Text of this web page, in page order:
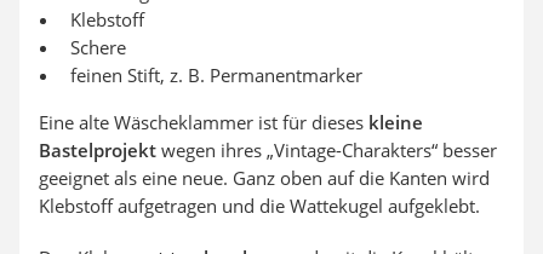
Klebstoff
Schere
feinen Stift, z. B. Permanentmarker
Eine alte Wäscheklammer ist für dieses kleine
Bastelprojekt wegen ihres „Vintage-Charakters“ besser
geeignet als eine neue. Ganz oben auf die Kanten wird
Klebstoff aufgetragen und die Wattekugel aufgeklebt.